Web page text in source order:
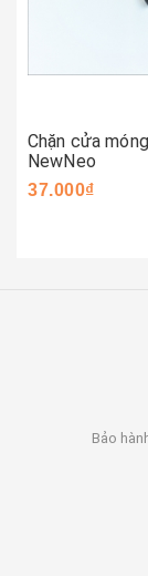
Chặn cửa
NewNeo
37.000₫
Bảo